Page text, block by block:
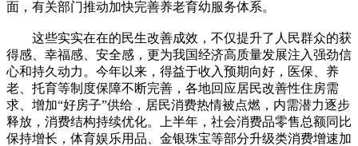
面，有关部门推动加快完善养老育幼服务体系。
这些实实在在的民生改善成效，不仅提升了人民群众的获
得感、幸福感、安全感，更为我国经济高质量发展注入强劲信
心和持久动力。今年以来，得益于收入预期向好，医保、养
老、托育等制度保障不断完善，各地回应居民改善性住房需
求、增加“好房子”供给，居民消费热情被点燃，内需潜力逐步
释放，消费结构持续优化。上半年，社会消费品零售总额同比
保持增长，体育娱乐用品、金银珠宝等部分升级类消费增速加